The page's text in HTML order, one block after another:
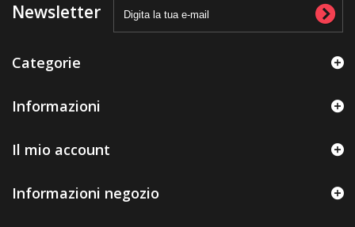
Newsletter
Categorie
Informazioni
Il mio account
Informazioni negozio